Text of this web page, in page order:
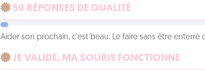
50 RÉPONSES DE QUALITÉ
Aider son prochain, c'est beau. Le faire sans être
JE VALIDE, MA SOURIS FONCTIONNE